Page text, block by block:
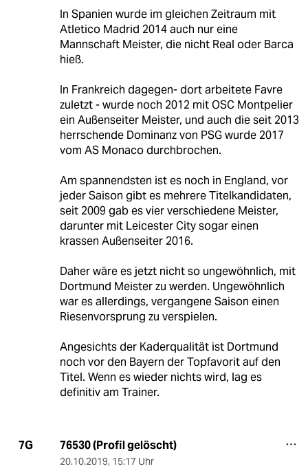
In Spanien wurde im gleichen Zeitraum mit
Atletico Madrid 2014 auch nur eine
Mannschaft Meister, die nicht Real oder Barca
hieß.
In Frankreich dagegen- dort arbeitete Favre
zuletzt - wurde noch 2012 mit OSC Montpelier
ein Außenseiter Meister, und auch die seit 2013
herrschende Dominanz von PSG wurde 2017
vom AS Monaco durchbrochen.
Am spannendsten ist es noch in England, vor
jeder Saison gibt es mehrere Titelkandidaten,
seit 2009 gab es vier verschiedene Meister,
darunter mit Leicester City sogar einen
krassen Außenseiter 2016.
Daher wäre es jetzt nicht so ungewöhnlich, mit
Dortmund Meister zu werden. Ungewöhnlich
war es allerdings, vergangene Saison einen
Riesenvorsprung zu verspielen.
Angesichts der Kaderqualität ist Dortmund
noch vor den Bayern der Topfavorit auf den
Titel. Wenn es wieder nichts wird, lag es
definitiv am Trainer.
7G 76530 (Profil gelöscht)
20.10.2019, 15:17 Uhr